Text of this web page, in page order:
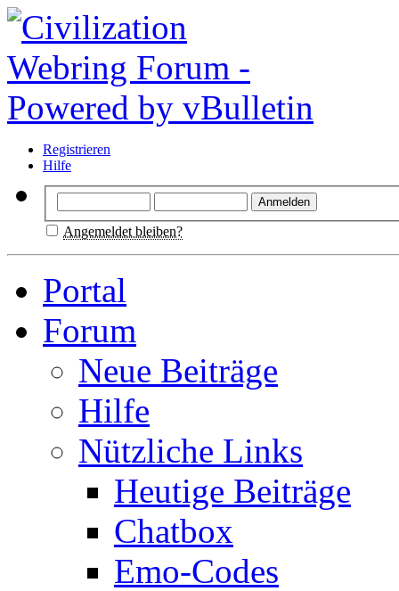
Registrieren
Hilfe
Angemeldet bleiben?
Portal
Forum
Neue Beiträge
Hilfe
Nützliche Links
Heutige Beiträge
Chatbox
Emo-Codes